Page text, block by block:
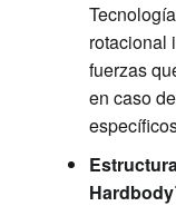
rotacional
fuerzas
en caso